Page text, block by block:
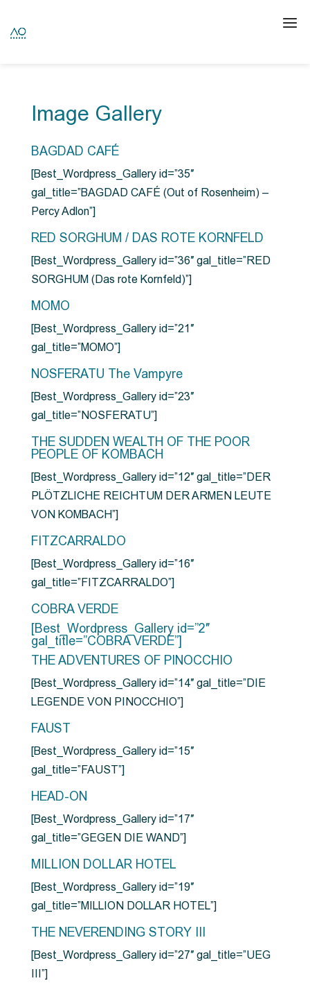
Image Gallery
BAGDAD CAFÉ
[Best_Wordpress_Gallery id=”35″
gal_title=”BAGDAD CAFÉ (Out of Rosenheim) –
Percy Adlon”]
RED SORGHUM / DAS ROTE KORNFELD
[Best_Wordpress_Gallery id=”36″ gal_title=”RED
SORGHUM (Das rote Kornfeld)”]
MOMO
[Best_Wordpress_Gallery id=”21″
gal_title=”MOMO”]
NOSFERATU The Vampyre
[Best_Wordpress_Gallery id=”23″
gal_title=”NOSFERATU”]
THE SUDDEN WEALTH OF THE POOR
PEOPLE OF KOMBACH
[Best_Wordpress_Gallery id=”12″ gal_title=”DER
PLÖTZLICHE REICHTUM DER ARMEN LEUTE
VON KOMBACH”]
FITZCARRALDO
[Best_Wordpress_Gallery id=”16″
gal_title=”FITZCARRALDO”]
COBRA VERDE
[Best_Wordpress_Gallery id=”2″
gal_title=”COBRA VERDE”]
THE ADVENTURES OF PINOCCHIO
[Best_Wordpress_Gallery id=”14″ gal_title=”DIE
LEGENDE VON PINOCCHIO”]
FAUST
[Best_Wordpress_Gallery id=”15″
gal_title=”FAUST”]
HEAD-ON
[Best_Wordpress_Gallery id=”17″
gal_title=”GEGEN DIE WAND”]
MILLION DOLLAR HOTEL
[Best_Wordpress_Gallery id=”19″
gal_title=”MILLION DOLLAR HOTEL”]
THE NEVERENDING STORY III
[Best_Wordpress_Gallery id=”27″ gal_title=”UEG
III”]